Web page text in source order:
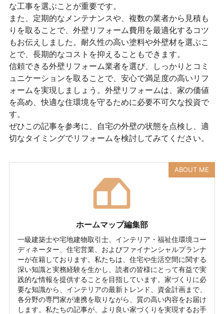
な工事を選ぶことが重要です。
また、定期的なメンテナンスや、複数の業者から見積も
りを取ることで、外壁リフォーム費用を最適化するコツ
もお伝えしました。耐久性の高い塗料や外壁材を選ぶこ
とで、長期的なコストを抑えることもできます。
信頼できる外壁リフォーム業者を選び、しっかりとコミ
ュニケーションを取ることで、安心で満足度の高いリフ
ォームを実現しましょう。外壁リフォームは、家の価値
を高め、快適な住環境を守るために必要不可欠な投資で
す。
ぜひこの記事を参考に、自宅の外壁の状態を点検し、適
切なタイミングでリフォームを検討してみてください。
ホームマップ編集部
一級建築士や宅地建物取引士、インテリア・福祉住環境コー
ディネーター、住宅営業、およびファイナンシャルプランナ
ーが在籍しております。私たちは、住宅や生活空間に関する
深い知識と実務経験を生かし、読者の皆様にとって有益で実
践的な情報を提供することを目指しています。家づくりに必
要な知識から、インテリアの最新トレンド、資金計画まで、
各分野の専門家が連携を取りながら、質の高い内容をお届け
します。私たちの記事が、より良い家づくりを実現するお手
ABOUT ME